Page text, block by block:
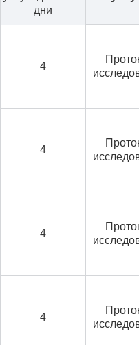
дни
4
4
4
4